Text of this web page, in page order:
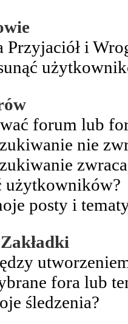
Przyjaciół i
forum lub
nie
użytkowników?
posty i
fora lub
śledzenia?